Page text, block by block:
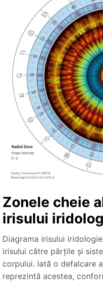
Zonele cheie
irisului
Diagrama irisului
irisului către părțile și
corpului. Iată o defalcare
reprezintă acestea,